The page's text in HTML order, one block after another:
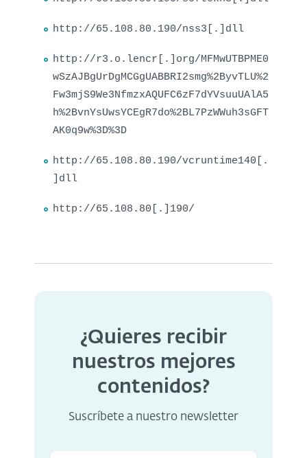
http://65.108.80.190/nss3[.]dll
http://r3.o.lencr[.]org/MFMwUTBPME0
wSzAJBgUrDgMCGgUABBRI2smg%2ByvTLU%2
Fw3mjS9We3NfmzxAQUFC6zF7dYVsuuUAlA5
h%2BvnYsUwsYCEgR7do%2BL7PzWWuh3sGFT
AK0q9w%3D%3D
http://65.108.80.190/vcruntime140[.
]dll
http://65.108.80[.]190/
¿Quieres recibir
nuestros mejores
contenidos?
Suscríbete a nuestro newsletter